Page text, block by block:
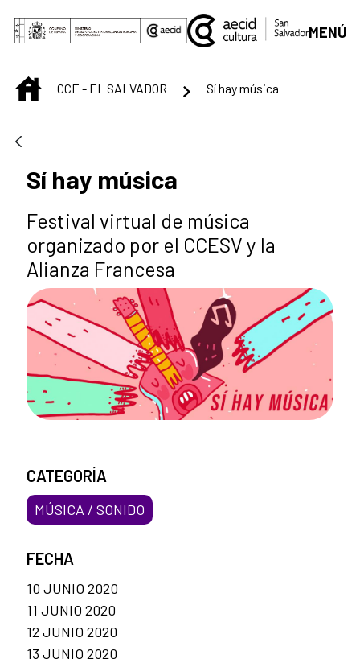
Saltar al contenido principal
MENÚ
INICIOCCE - EL SALVADOR Sí hay música
Sí hay música
Festival virtual de música
organizado por el CCESV y la
Alianza Francesa
CATEGORÍA
MÚSICA / SONIDO
FECHA
10 JUNIO 2020
11 JUNIO 2020
12 JUNIO 2020
13 JUNIO 2020